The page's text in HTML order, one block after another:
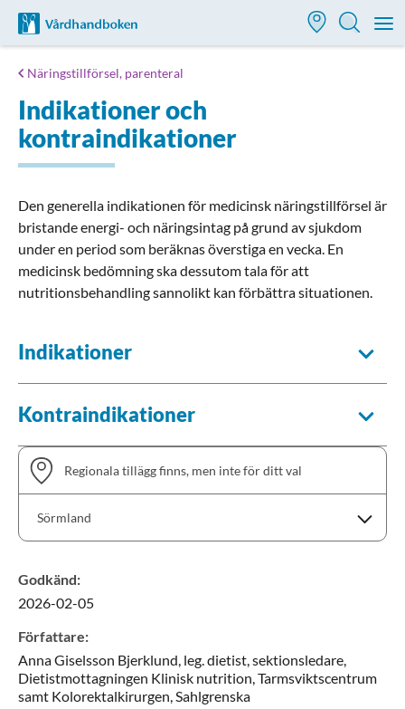
Till startsidan för Vårdhandboken
Näringstillförsel, parenteral
Indikationer och
kontraindikationer
Den generella indikationen för medicinsk näringstillförsel är
bristande energi- och näringsintag på grund av sjukdom
under en period som beräknas överstiga en vecka. En
medicinsk bedömning ska dessutom tala för att
nutritionsbehandling sannolikt kan förbättra situationen.
Indikationer
Kontraindikationer
Regionala tillägg finns, men inte för ditt val
Sörmland
Välj en region för att visa tillägg
Visa tillägg
Godkänd:
2026-02-05
Författare:
AnnaGiselsson Bjerklund, leg. dietist, sektionsledare,
Dietistmottagningen Klinisk nutrition, Tarmsviktscentrum
samt Kolorektalkirurgen, Sahlgrenska